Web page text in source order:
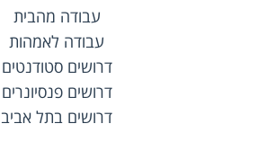
עבודה מהבית
עבודה לאמהות
דרושים סטודנטים
דרושים פנסיונרים
דרושים בתל אביב